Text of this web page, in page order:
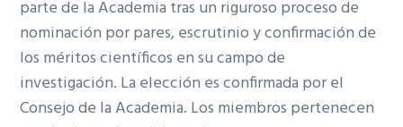
parte de la Academia tras un riguroso proceso de
nominación por pares, escrutinio y confirmación de
los méritos científicos en su campo de
investigación. La elección es confirmada por el
Consejo de la Academia. Los miembros pertenecen